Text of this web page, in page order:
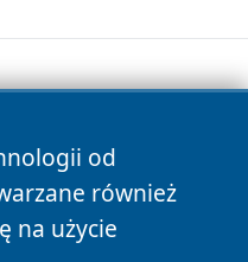
od
również
na użycie